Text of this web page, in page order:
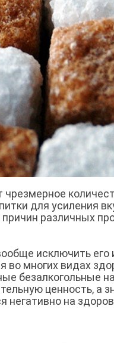
для усиления
различных
исключить его
во многих видах
безалкогольные
ценность, а
негативно на